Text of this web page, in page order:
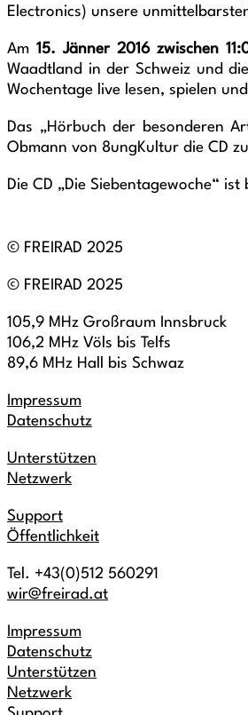
Electronics) unsere
Am 15. Jänner 2016 zwischen
Waadtland in der Schweiz und
Wochentage live lesen, spielen
Das „Hörbuch der besonderen
Obmann von 8ungKultur die CD
Die CD „Die Siebentagewoche“
© FREIRAD 2025
© FREIRAD 2025
105,9 MHz Großraum Innsbruck
106,2 MHz Völs bis Telfs
89,6 MHz Hall bis Schwaz
Impressum
Datenschutz
Unterstützen
Netzwerk
Support
Öffentlichkeit
Tel. +43(0)512 560291
wir@freirad.at
Impressum
Datenschutz
Unterstützen
Netzwerk